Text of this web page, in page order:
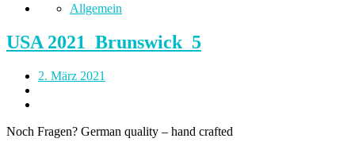
Allgemein
USA 2021_Brunswick_5
2. März 2021
Noch Fragen? German quality – hand crafted